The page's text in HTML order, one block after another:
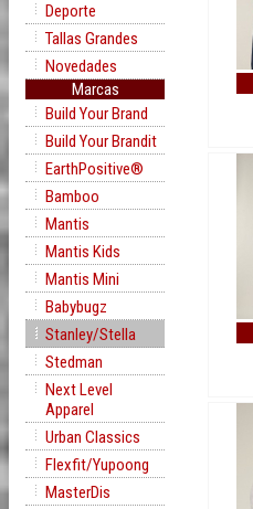
Deporte
Tallas Grandes
Novedades
Marcas
Build Your Brand
Build Your Brandit
EarthPositive®
Bamboo
Mantis
Mantis Kids
Mantis Mini
Babybugz
Stanley/Stella
Stedman
Next Level
Apparel
Urban Classics
Flexfit/Yupoong
MasterDis